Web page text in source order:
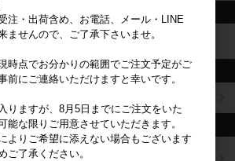
カートは空です
お届け
注・出荷含め、お電話、メール・LINE
ませんので、ご了承下さいませ。
時点でお分かりの範囲でご注文予定がご
前にご連絡いただけますと幸いです。
りますが、8月5日までにご注文をいた
能な限りご用意させていただきます。
よりご希望に添えない場合もございます
ご了承ください。